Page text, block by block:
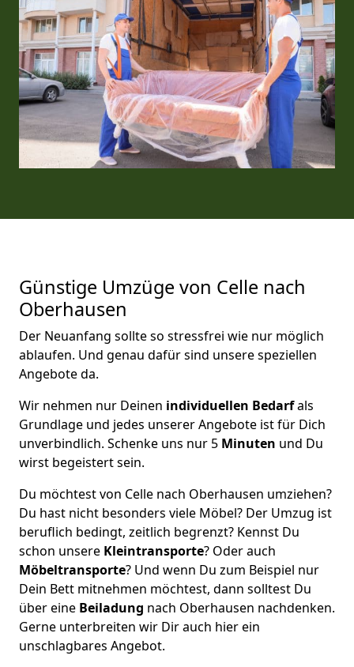
Günstige Umzüge von Celle nach
Oberhausen
Der Neuanfang sollte so stressfrei wie nur möglich
ablaufen. Und genau dafür sind unsere speziellen
Angebote da.
Wir nehmen nur Deinen individuellen Bedarfals
Grundlage und jedes unserer Angebote ist für Dich
unverbindlich. Schenke uns nur 5 Minuten und Du
wirst begeistert sein.
Du möchtest von Celle nach Oberhausen umziehen?
Du hast nicht besonders viele Möbel? Der Umzug ist
beruflich bedingt, zeitlich begrenzt? Kennst Du
schon unsere Kleintransporte? Oder auch
Möbeltransporte? Und wenn Du zum Beispiel nur
Dein Bett mitnehmen möchtest, dann solltest Du
über eine Beiladung nach Oberhausen nachdenken.
Gerne unterbreiten wir Dir auch hier ein
unschlagbares Angebot.